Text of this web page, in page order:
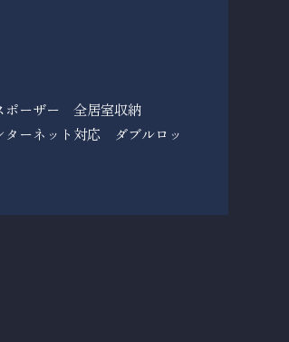
ーザー 全居室収納
ーネット対応 ダブルロッ